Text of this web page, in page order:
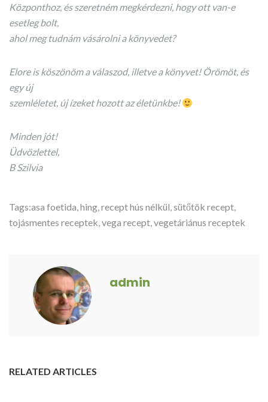
Központhoz, és szeretném megkérdezni, hogy ott van-e
esetleg bolt,
ahol meg tudnám vásárolni a könyvedet?
Elore is köszönöm a válaszod, illetve a könyvet! Örömöt, és
egy új
szemléletet, új ízeket hozott az életünkbe!
Minden jót!
Üdvözlettel,
B Szilvia
Tags:asa foetida,hing,recept hús nélkül,sütőtök recept,
tojásmentes receptek,vega recept,vegetáriánus receptek
admin
RELATED ARTICLES